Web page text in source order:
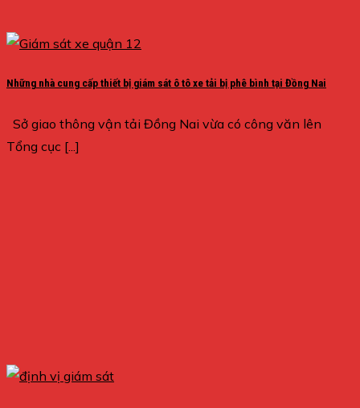
Những nhà cung cấp thiết bị giám sát ô tô xe tải bị phê bình tại Đồng Nai
Sở giao thông vận tải Đồng Nai vừa có công văn lên
Tổng cục [...]